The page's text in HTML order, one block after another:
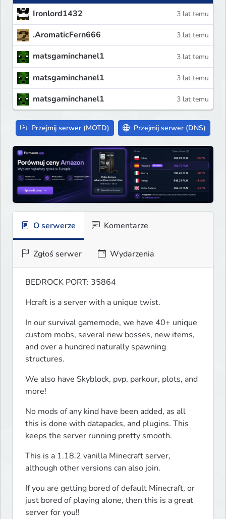
Ironlord1432 3 lat temu
.AromaticFern666 3 lat temu
matsgaminchanel1 3 lat temu
matsgaminchanel1 3 lat temu
matsgaminchanel1 3 lat temu
Przejmij serwer (MOTD) Przejmij serwer (DNS)
O serwerze Komentarze
Zgłoś serwer Wydarzenia
BEDROCK PORT: 35864
Hcraft is a server with a unique twist.
In our survival gamemode, we have 40+ unique
custom mobs, several new bosses, new items,
and over a hundred naturally spawning
structures.
We also have Skyblock, pvp, parkour, plots, and
more!
No mods of any kind have been added, as all
this is done with datapacks, and plugins. This
keeps the server running pretty smooth.
This is a 1.18.2 vanilla Minecraft server,
although other versions can also join.
If you are getting bored of default Minecraft, or
just bored of playing alone, then this is a great
server for you!!